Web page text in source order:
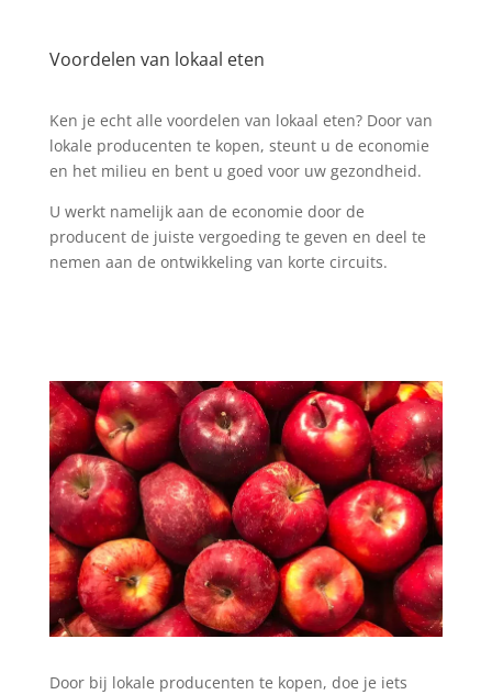
Voordelen van lokaal eten
Ken je echt alle voordelen van lokaal eten? Door van
lokale producenten te kopen, steunt u de economie
en het milieu en bent u goed voor uw gezondheid.
U werkt namelijk aan de economie door de
producent de juiste vergoeding te geven en deel te
nemen aan de ontwikkeling van korte circuits.
Door bij lokale producenten te kopen, doe je iets